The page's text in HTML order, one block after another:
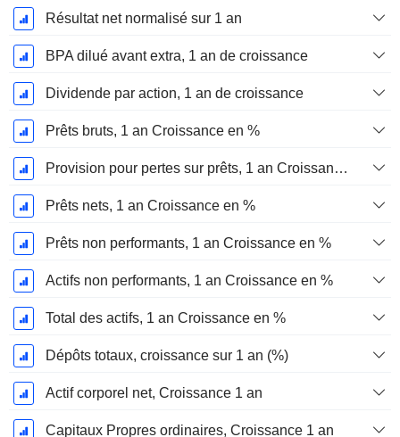
Résultat net normalisé sur 1 an
BPA dilué avant extra, 1 an de croissance
Dividende par action, 1 an de croissance
Prêts bruts, 1 an Croissance en %
Provision pour pertes sur prêts, 1 an Croissance %
Prêts nets, 1 an Croissance en %
Prêts non performants, 1 an Croissance en %
Actifs non performants, 1 an Croissance en %
Total des actifs, 1 an Croissance en %
Dépôts totaux, croissance sur 1 an (%)
Actif corporel net, Croissance 1 an
Capitaux Propres ordinaires, Croissance 1 an